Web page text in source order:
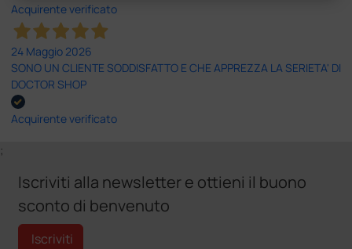
Acquirente verificato
24 Maggio 2026
SONO UN CLIENTE SODDISFATTO E CHE APPREZZA LA SERIETA' DI
DOCTOR SHOP
Acquirente verificato
;
Iscriviti alla newsletter e ottieni il buono
sconto di benvenuto
Iscriviti